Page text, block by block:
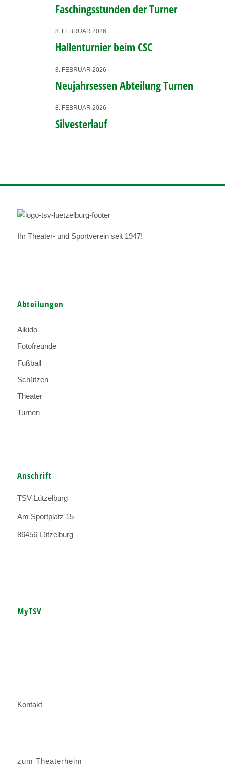
Faschingsstunden der Turner
8. FEBRUAR 2026
Hallenturnier beim CSC
8. FEBRUAR 2026
Neujahrsessen Abteilung Turnen
8. FEBRUAR 2026
Silvesterlauf
Ihr Theater- und Sportverein seit 1947!
Abteilungen
Aikido
Fotofreunde
Fußball
Schützen
Theater
Turnen
Anschrift
TSV Lützelburg
Am Sportplatz 15
86456 Lützelburg
MyTSV
Kontakt
zum Theaterheim